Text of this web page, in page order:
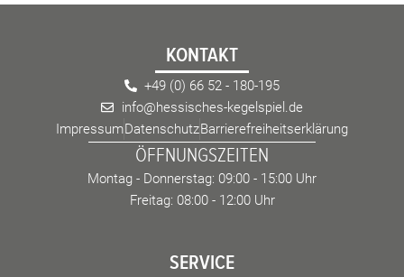
KONTAKT
+49 (0) 66 52 - 180-195
info@hessisches-kegelspiel.de
ImpressumDatenschutzBarrierefreiheitserklärung
ÖFFNUNGSZEITEN
Montag - Donnerstag: 09:00 - 15:00 Uhr
Freitag: 08:00 - 12:00 Uhr
SERVICE